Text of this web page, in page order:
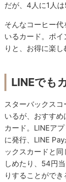
だが、4人に1人は
そんなコーヒー
いるカード。ポ
りと、お得に楽し
LINEでも
スターバックス
いるが、おすす
カード。LINEア
に発行、LINE
ックスカードと
しめたり、54円
りすることがで